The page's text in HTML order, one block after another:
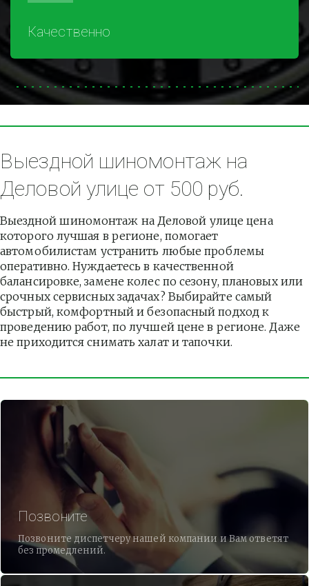
Качественно
Выездной шиномонтаж на
Деловой улице от 500 руб.
Выездной шиномонтаж на Деловой улице цена
которого лучшая в регионе, помогает
автомобилистам устранить любые проблемы
оперативно. Нуждаетесь в качественной
балансировке, замене колес по сезону, плановых или
срочных сервисных задачах? Выбирайте самый
быстрый, комфортный и безопасный подход к
проведению работ, по лучшей цене в регионе. Даже
не приходится снимать халат и тапочки.
Позвоните
Позвоните диспетчеру нашей компании и Вам ответят
без промедлений.